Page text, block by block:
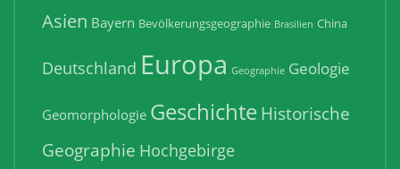
Asien Bayern Bevölkerungsgeographie Brasilien China
Deutschland Europa Geographie Geologie
Geomorphologie GeschichteHistorische
Geographie Hochgebirge